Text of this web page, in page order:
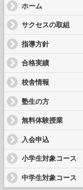
ホーム
サクセスの取組
指導方針
合格実績
校舎情報
塾生の方
無料体験授業
入会申込
小学生対象コース
中学生対象コース